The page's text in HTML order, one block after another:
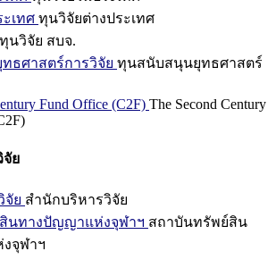
เทศ ทุนวิจัยต่างประเทศ
ทุนวิจัย สบจ.
ธศาสตร์การวิจัย ทุนสนับสนุนยุทธศาสตร์
Fund Office (C2F) The Second Century
จัย
จัย สำนักบริหารวิจัย
นทางปัญญาแห่งจุฬาฯ สถาบันทรัพย์สิน
จุฬาฯ